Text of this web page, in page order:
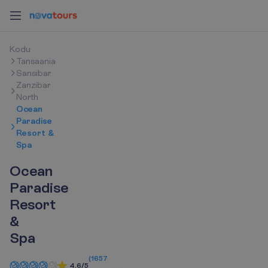
Kodu
Tansaania
Sansibar
Zanzibar
North
Ocean
Paradise
Resort &
Spa
Ocean
Paradise
Resort
&
Spa
4.6/5
(1657